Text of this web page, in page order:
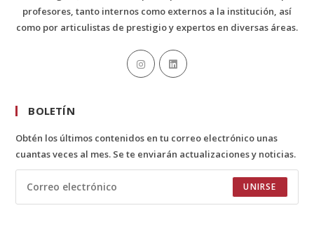
profesores, tanto internos como externos a la institución, así
como por articulistas de prestigio y expertos en diversas áreas.
BOLETÍN
Obtén los últimos contenidos en tu correo electrónico unas
cuantas veces al mes. Se te enviarán actualizaciones y noticias.
UNIRSE